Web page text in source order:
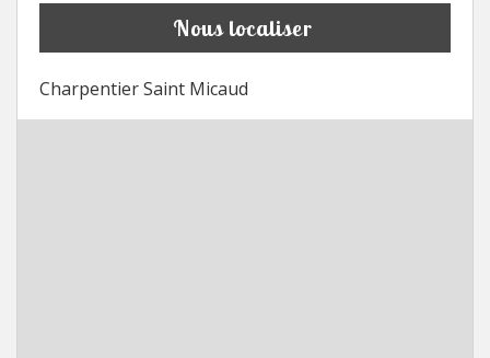
Nous localiser
Charpentier Saint Micaud